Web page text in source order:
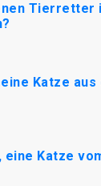
Tierretter
Katze aus
Katze